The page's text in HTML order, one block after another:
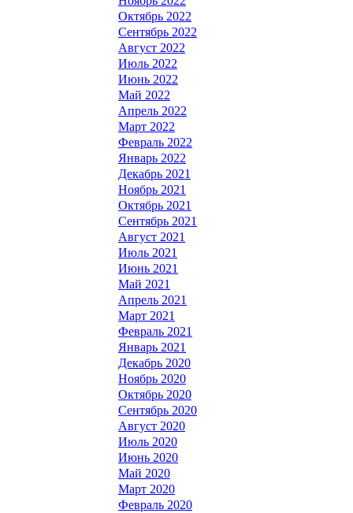
Октябрь 2022
Сентябрь 2022
Август 2022
Июль 2022
Июнь 2022
Май 2022
Апрель 2022
Март 2022
Февраль 2022
Январь 2022
Декабрь 2021
Ноябрь 2021
Октябрь 2021
Сентябрь 2021
Август 2021
Июль 2021
Июнь 2021
Май 2021
Апрель 2021
Март 2021
Февраль 2021
Январь 2021
Декабрь 2020
Ноябрь 2020
Октябрь 2020
Сентябрь 2020
Август 2020
Июль 2020
Июнь 2020
Май 2020
Март 2020
Февраль 2020